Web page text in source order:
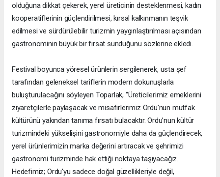
olduğuna dikkat çekerek, yerel üreticinin desteklenmesi, kadın
kooperatiflerinin güçlendirilmesi, kırsal kalkınmanın teşvik
edilmesi ve sürdürülebilir turizmin yaygınlaştırılması açısından
gastronominin büyük bir fırsat sunduğunu sözlerine ekledi.
Festival boyunca yöresel ürünlerin sergilenerek, usta şef
tarafından geleneksel tariflerin modern dokunuşlarla
buluşturulacağını söyleyen Toparlak, “Üreticilerimiz emeklerini
ziyaretçilerle paylaşacak ve misafirlerimiz Ordu'nun mutfak
kültürünü yakından tanıma fırsatı bulacaktır. Ordu’nun kültür
turizmindeki yükselişini gastronomiyle daha da güçlendirecek,
yerel ürünlerimizin marka değerini artıracak ve şehrimizi
gastronomi turizminde hak ettiği noktaya taşıyacağız.
Hedefimiz; Ordu'yu sadece doğal güzellikleriyle değil,